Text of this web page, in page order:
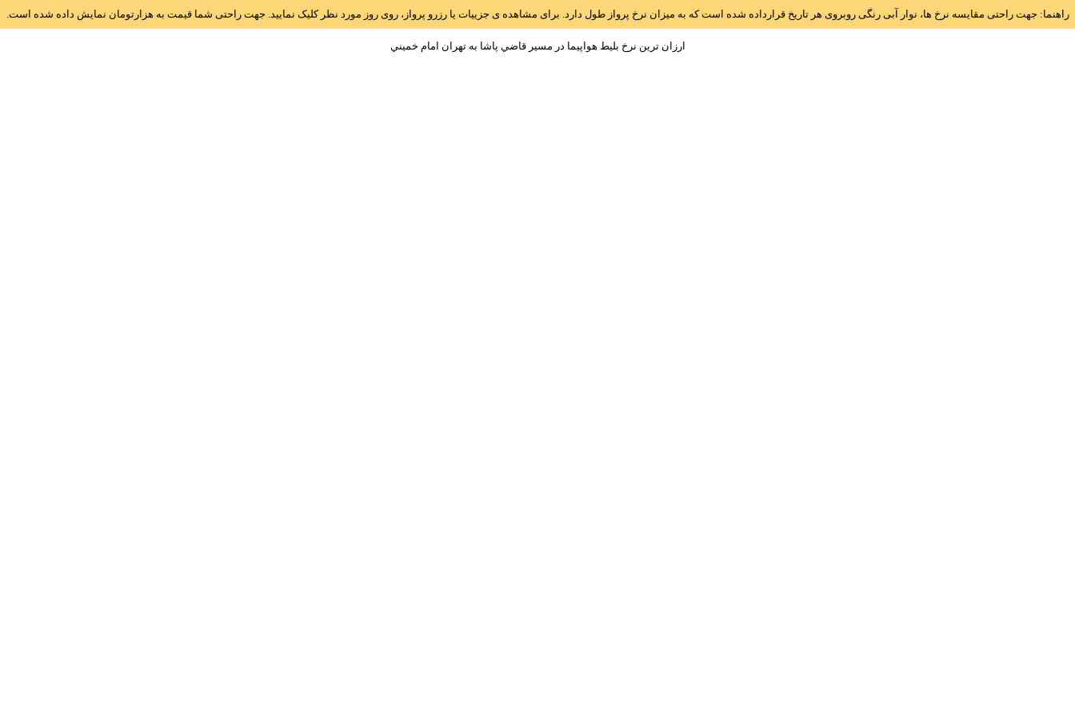
راهنما: جهت راحتی مقایسه نرخ ها، نوار آبی رنگی روبروی هر تاریخ قرارداده شده است که به میزان نرخ پرواز طول دارد. برای مشاهده ی جزییات یا رزرو پرواز، روی روز مورد نظر کلیک نمایید. جهت راحتی شما قیمت به هزارتومان نمایش داده شده است.
ارزان ترین نرخ بلیط هواپیما در مسیر قاضي پاشا به تهران امام خميني